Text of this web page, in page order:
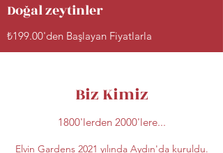
Doğal zeytinler
₺199.00'den Başlayan Fiyatlarla
Biz Kimiz
1800'lerden 2000'lere...
Elvin Gardens 2021 yılında Aydın'da kuruldu.